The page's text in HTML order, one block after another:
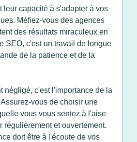
leur capacité à s'adapter à vos
Méfiez-vous des agences
des résultats miraculeux en
SEO, c'est un travail de longue
de la patience et de la
négligé, c'est l'importance de la
vous de choisir une
vous vous sentez à l'aise
régulièrement et ouvertement.
doit être à l'écoute de vos